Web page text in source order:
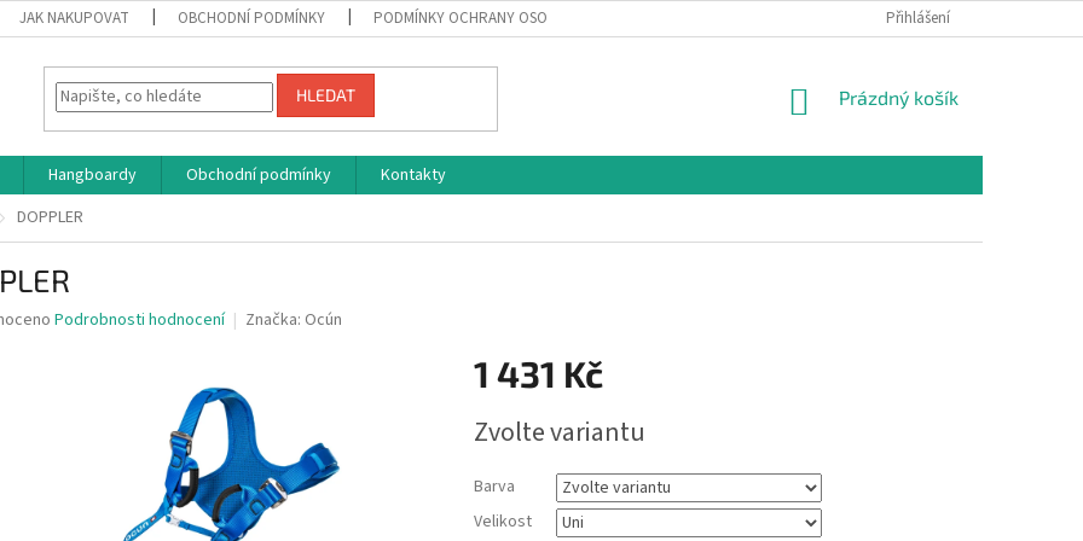
JAK NAKUPOVAT OBCHODNÍ PODMÍNKY PODMÍNKY OCHRANY OSOBNÍCH ÚDAJŮ Přihlášení
HLEDAT
NÁKUPNÍ
Prázdný košík
Hangboardy Obchodní podmínky
Kontakty
DOPPLER
Podrobnosti hodnocení Značka: Ocún
1 431 Kč
cena:
Zvolte variantu
Barva
Velikost